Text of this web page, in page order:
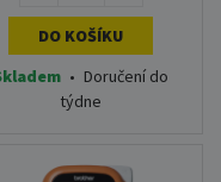
DO KOŠÍKU
• Doručení do
týdne